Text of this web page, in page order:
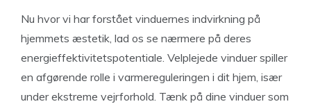
Nu hvor vi har forstået vinduernes indvirkning på
hjemmets æstetik, lad os se nærmere på deres
energieffektivitetspotentiale. Velplejede vinduer spiller
en afgørende rolle i varmereguleringen i dit hjem, især
under ekstreme vejrforhold. Tænk på dine vinduer som